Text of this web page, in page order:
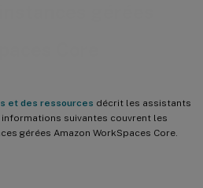
et des ressources décrit les assistants
suivantes couvrent les
gérées Amazon WorkSpaces Core.